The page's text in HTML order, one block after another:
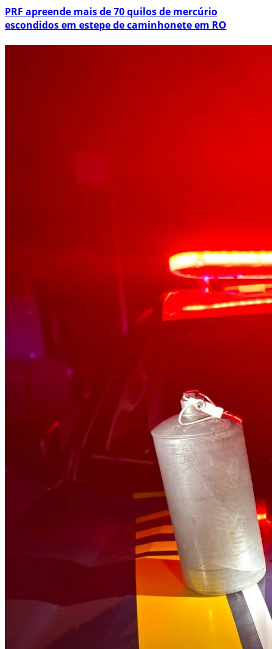
PRF apreende mais de 70 quilos de mercúrio
escondidos em estepe de caminhonete em RO